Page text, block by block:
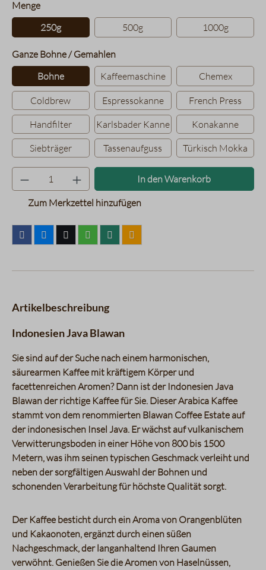
Mengeauswählen
250g
500g 1000g
Ganze Bohne / Gemahlenauswählen
Bohne
Kaffeemaschine Chemex
Coldbrew Espressokanne
French Press
Handfilter
Karlsbader Kanne
Konakanne
Siebträger
Tassenaufguss Türkisch Mokka
Produkt Anzahl: Gib den
In den Warenkorb
Zum Merkzettel hinzufügen
Artikelbeschreibung
Indonesien Java Blawan
Sie sind auf der Suche nach einem harmonischen,
säurearmen Kaffee mit kräftigem Körper und
facettenreichen Aromen? Dann ist der Indonesien Java
Blawan der richtige Kaffee für Sie. Dieser Arabica Kaffee
stammt von dem renommierten Blawan Coffee Estate auf
der indonesischen Insel Java. Er wächst auf vulkanischem
Verwitterungsboden in einer Höhe von 800 bis 1500
Metern, was ihm seinen typischen Geschmack verleiht und
neben der sorgfältigen Auswahl der Bohnen und
schonenden Verarbeitung für höchste Qualität sorgt.
Der Kaffee besticht durch ein Aroma von Orangenblüten
und Kakaonoten, ergänzt durch einen süßen
Nachgeschmack, der langanhaltend Ihren Gaumen
verwöhnt. Genießen Sie die Aromen von Haselnüssen,